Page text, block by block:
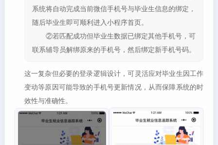
系统将自动完成当前微信手机号与毕业生信息的绑定，
随后毕业生即可顺利进入小程序首页。
②若匹配成功但毕业生数据已绑定其他手机号，可
联系辅导员解绑原来的手机号，然后绑定新手机号码。
这一复杂但必要的登录逻辑设计，可灵活应对毕业生因工作
变动等原因可能导致的手机号更新情况，从而保障系统的时
效性与准确性。